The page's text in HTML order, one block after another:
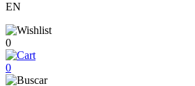
EN
0
0